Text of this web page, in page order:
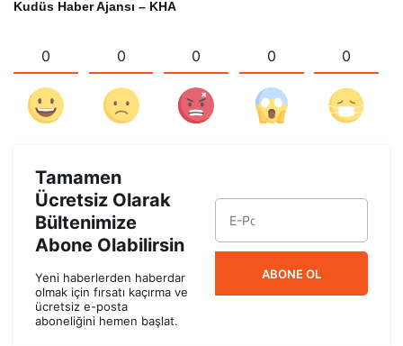
Kudüs Haber Ajansı – KHA
0 0 0 0 0
Tamamen
Ücretsiz Olarak
Bültenimize
Abone Olabilirsin
Yeni haberlerden haberdar
olmak için fırsatı kaçırma ve
ücretsiz e-posta
aboneliğini hemen başlat.
ABONE OL